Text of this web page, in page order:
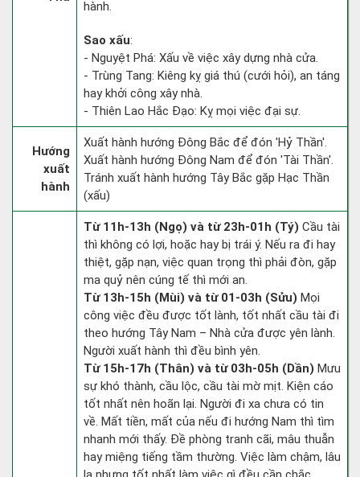
hành.
Sao xấu:
- Nguyệt Phá: Xấu về việc xây dựng nhà cửa.
- Trùng Tang: Kiêng kỵ giá thú (cưới hỏi), an táng
hay khởi công xây nhà.
- Thiên Lao Hắc Đạo: Kỵ mọi việc đại sự.
Hướng
xuất
hành
Xuất hành hướng Đông Bắc để đón 'Hỷ Thần'.
Xuất hành hướng Đông Nam để đón 'Tài Thần'.
Tránh xuất hành hướng Tây Bắc gặp Hạc Thần
(xấu)
Từ 11h-13h (Ngọ) và từ 23h-01h (Tý) Cầu tài
thì không có lợi, hoặc hay bị trái ý. Nếu ra đi hay
thiệt, gặp nạn, việc quan trọng thì phải đòn, gặp
ma quỷ nên cúng tế thì mới an.
Từ 13h-15h (Mùi) và từ 01-03h (Sửu) Mọi
công việc đều được tốt lành, tốt nhất cầu tài đi
theo hướng Tây Nam – Nhà cửa được yên lành.
Người xuất hành thì đều bình yên.
Từ 15h-17h (Thân) và từ 03h-05h (Dần) Mưu
sự khó thành, cầu lộc, cầu tài mờ mịt. Kiện cáo
tốt nhất nên hoãn lại. Người đi xa chưa có tin
về. Mất tiền, mất của nếu đi hướng Nam thì tìm
nhanh mới thấy. Đề phòng tranh cãi, mâu thuẫn
hay miệng tiếng tầm thường. Việc làm chậm, lâu